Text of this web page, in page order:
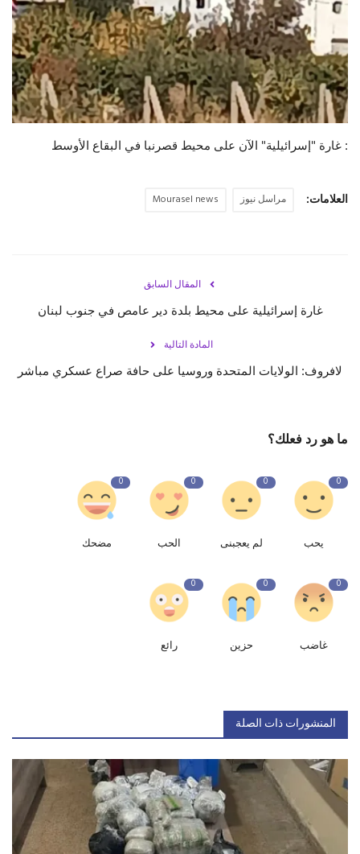
: غارة "إسرائيلية" الآن على محيط قصرنبا في ‎البقاع الأوسط
العلامات: مراسل نيوز Mourasel news
المقال السابق
غارة إسرائيلية على محيط بلدة دير عامص في جنوب ‎لبنان
المادة التالية
لافروف: الولايات المتحدة وروسيا على حافة صراع عسكري مباشر
ما هو رد فعلك؟
0
يحب
0
لم يعجبنى
0
الحب
0
مضحك
0
غاضب
0
حزين
0
رائع
المنشورات ذات الصلة